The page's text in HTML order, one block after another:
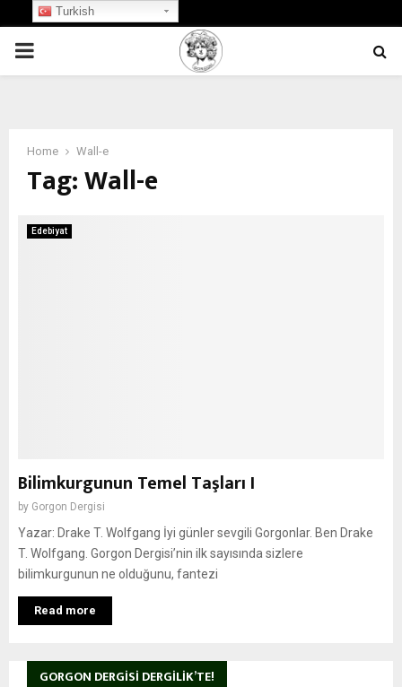
PRIMARY
Home Wall-e
Tag:Wall-e
Edebiyat
Bilimkurgunun Temel Taşları I
by Gorgon Dergisi
Yazar: Drake T. Wolfgang İyi günler sevgili Gorgonlar. Ben Drake
T. Wolfgang. Gorgon Dergisi’nin ilk sayısında sizlere
bilimkurgunun ne olduğunu, fantezi
Read more
GORGON DERGISI DERGILIK’TE!
Turkish